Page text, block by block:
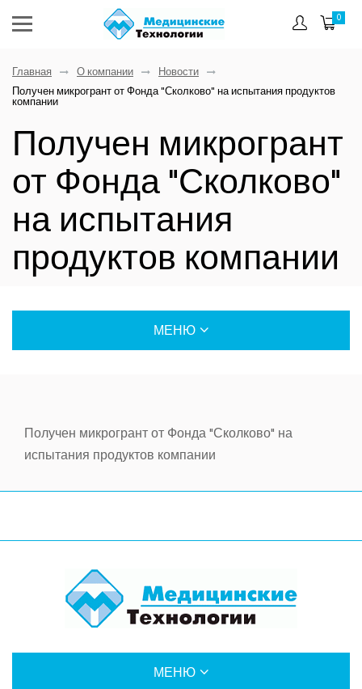
0
Главная О компании
Новости
Получен микрогрант от Фонда "Сколково" на испытания продуктов
компании
Получен микрогрант
от Фонда "Сколково"
на испытания
продуктов компании
МЕНЮ
НАШИ ДОСТИЖЕНИЯ
СЕРТИФИКАТЫ И НАГРАДЫ
ПОЛИТИКА КОНФИДЕНЦИАЛЬНОСТИ
Получен микрогрант от Фонда "Сколково" на
испытания продуктов компании
МЕНЮ